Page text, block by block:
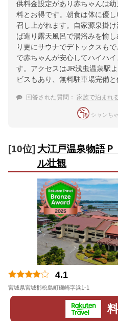
供料金設定があり赤ちゃんは
料とお得です。朝食は体に優
召し上がれます。自家源泉掛
ば造り露天風呂で湯浴みを愉
り更にサウナでデトックスも
で赤ちゃんが安心してハイハ
す。アクセスはJR浅虫温泉駅
ビスもあり、無料駐車場完備と
回答された質問： 家族で泊まれ
シャンち
[10位] 大江戸温泉物語
ル壮観
4.1
宮城県宮城郡松島町磯崎字浜1-1